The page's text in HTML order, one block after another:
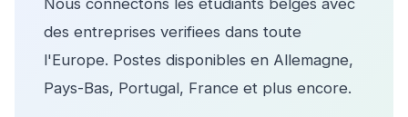
Nous connectons les etudiants belges avec
des entreprises verifiees dans toute
l'Europe. Postes disponibles en Allemagne,
Pays-Bas, Portugal, France et plus encore.